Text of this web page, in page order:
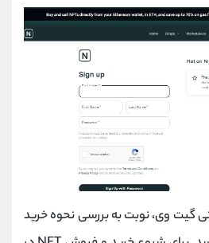
گیت وی، نوبت به بررسی نحوه خرید